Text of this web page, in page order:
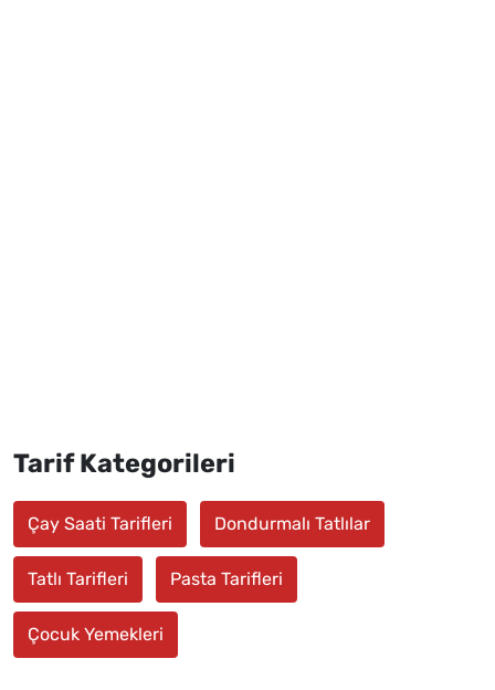
Tarif Kategorileri
Çay Saati Tarifleri Dondurmalı Tatlılar
Tatlı Tarifleri Pasta Tarifleri
Çocuk Yemekleri